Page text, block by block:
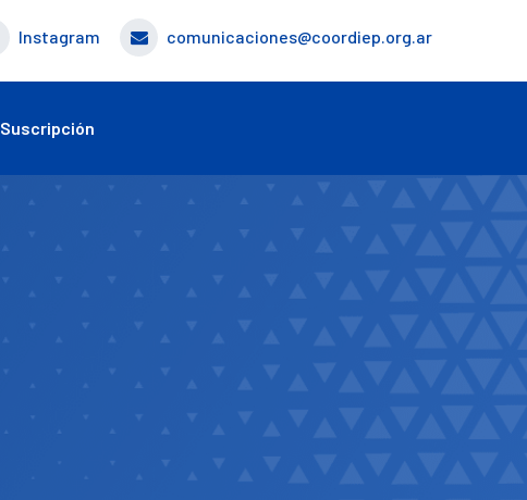
Instagram comunicaciones@coordiep.org.ar
Suscripción